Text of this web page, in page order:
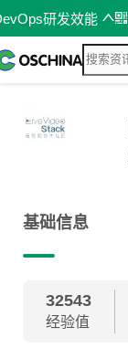
研发效能
基础信息
32543
经验值